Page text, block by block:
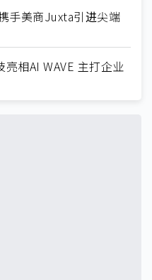
手美商Juxta引进尖端
相AI WAVE 主打企业